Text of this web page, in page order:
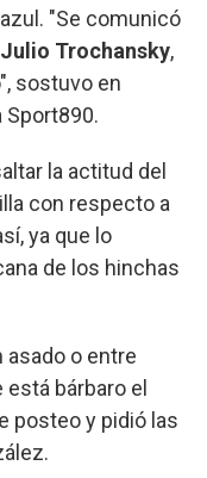
"Se comunicó
Julio Trochansky,
sostuvo en
Sport890.
la actitud del
con respecto a
ya que lo
de los hinchas
asado o entre
bárbaro el
posteo y pidió las